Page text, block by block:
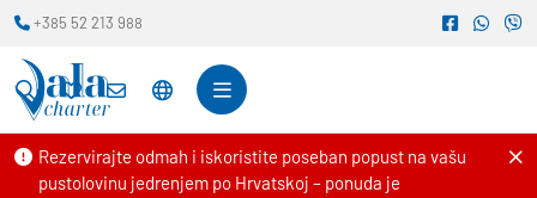
Rezervirajte odmah i iskoristite poseban popust na vašu
pustolovinu jedrenjem po Hrvatskoj – ponuda je
+385 52 213 988